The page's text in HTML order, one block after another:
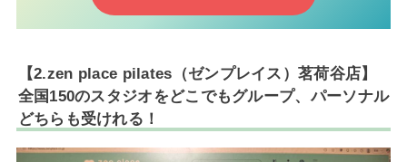
【2.zen place pilates（ゼンプレイス）茗荷谷店】
全国150のスタジオをどこでもグループ、パーソナル
どちらも受けれる！